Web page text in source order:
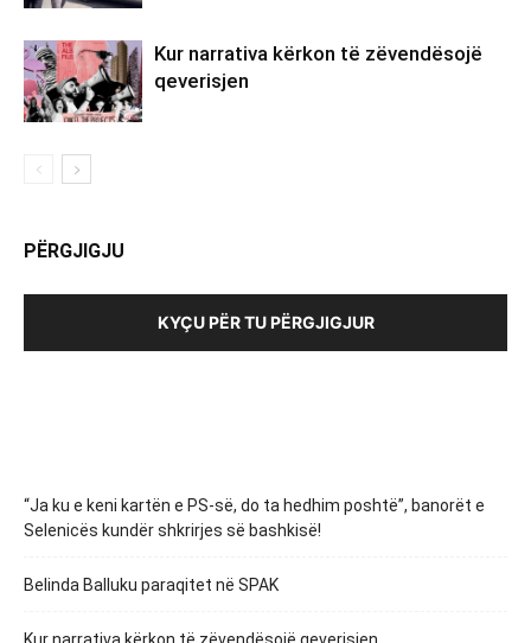
Kur narrativa kërkon të zëvendësojë
qeverisjen
PËRGJIGJU
KYÇU PËR TU PËRGJIGJUR
“Ja ku e keni kartën e PS-së, do ta hedhim poshtë”, banorët e
Selenicës kundër shkrirjes së bashkisë!
Belinda Balluku paraqitet në SPAK